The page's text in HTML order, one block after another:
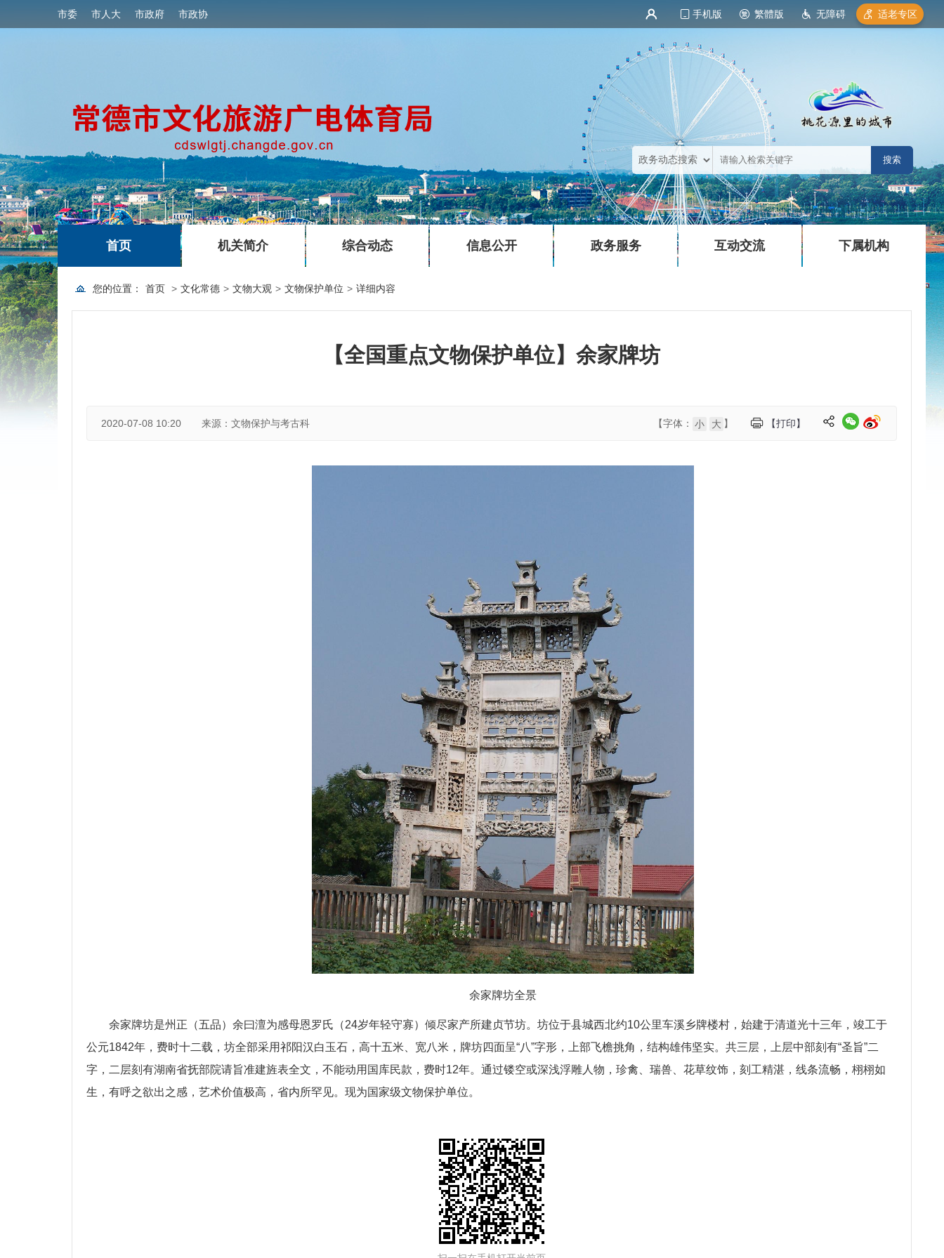
市委 市人大 市政府 市政协 注册 手机版 繁體版 无障碍 适老专区
首页
|
机关简介
|
综合动态 信息公开 政务服务
|
互动交流
|
下属机构
您的位置： 首页 > 文化常德 > 文物大观 > 文物保护单位 > 详细内容
​【全国重点文物保护单位】余家牌坊
2020-07-08 10:20 来源：文物保护与考古科 【打印】
【字体： 小 大 】
余家牌坊全景
余家牌坊是州正（五品）余曰澶为感母恩罗氏（24岁年轻守寡）倾尽家产所建贞节坊。坊位于县城西北约10公里车溪乡牌楼村，始建于清道光十三年，竣工于
公元1842年，费时十二载，坊全部采用祁阳汉白玉石，高十五米、宽八米，牌坊四面呈“八”字形，上部飞檐挑角，结构雄伟坚实。共三层，上层中部刻有“圣旨”二
字，二层刻有湖南省抚部院请旨准建旌表全文，不能动用国库民款，费时12年。通过镂空或深浅浮雕人物，珍禽、瑞兽、花草纹饰，刻工精湛，线条流畅，栩栩如
生，有呼之欲出之感，艺术价值极高，省内所罕见。现为国家级文物保护单位。